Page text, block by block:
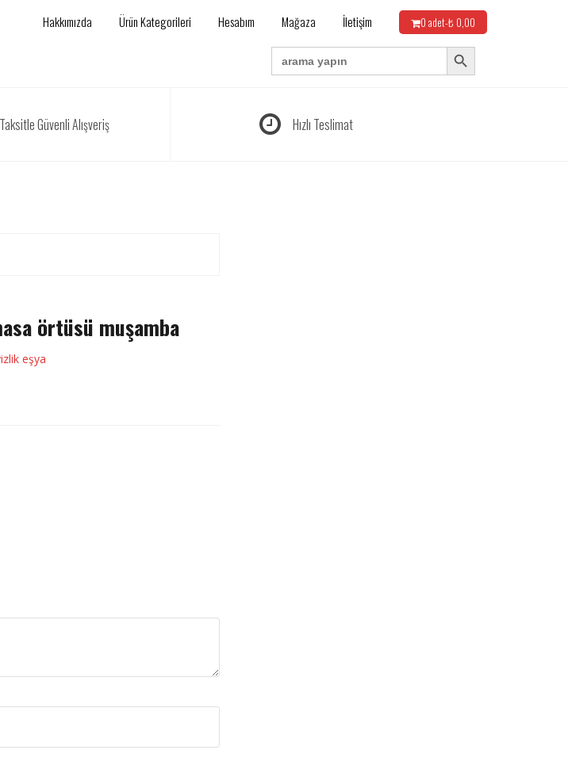
Hakkımızda Ürün Kategorileri Hesabım Mağaza İletişim 0 adet-₺ 0,00
Search
for:
Search Button
Taksitle Güvenli Alışveriş Hızlı Teslimat
örtüsü muşamba
eşya